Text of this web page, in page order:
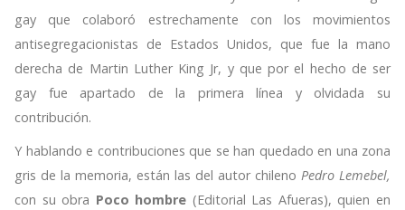
gay que colaboró estrechamente con los movimientos
antisegregacionistas de Estados Unidos, que fue la mano
derecha de Martin Luther King Jr, y que por el hecho de ser
gay fue apartado de la primera línea y olvidada su
contribución.
Y hablando e contribuciones que se han quedado en una zona
gris de la memoria, están las del autor chileno Pedro Lemebel,
con su obra Poco hombre (Editorial Las Afueras), quien en